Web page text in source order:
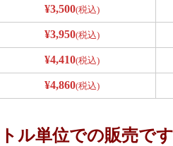
¥3,500(税込)
¥3,950(税込)
¥4,410(税込)
¥4,860(税込)
ル単位での販売です